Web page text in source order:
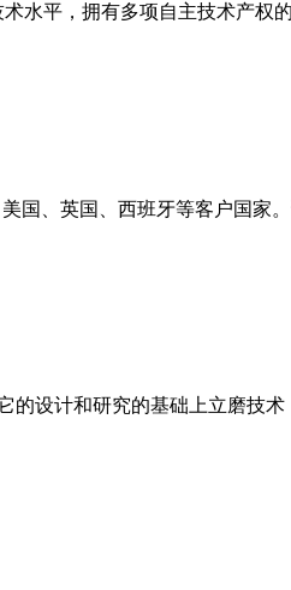
水平，拥有多项自主技术产
国、英国、西班牙等客户国
的设计和研究的基础上立磨技